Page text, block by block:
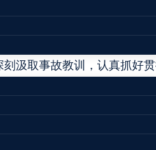
湖社区集贸市场发生重大燃
汲取事故教训，认真抓好贯
》，国务院安委会决定对该
查处理条例》等有关法律法
后，由你省负责批复结案